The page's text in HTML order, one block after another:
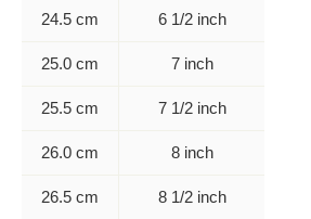
24.5 cm 6 1/2 inch
25.0 cm 7 inch
25.5 cm 7 1/2 inch
26.0 cm 8 inch
26.5 cm 8 1/2 inch